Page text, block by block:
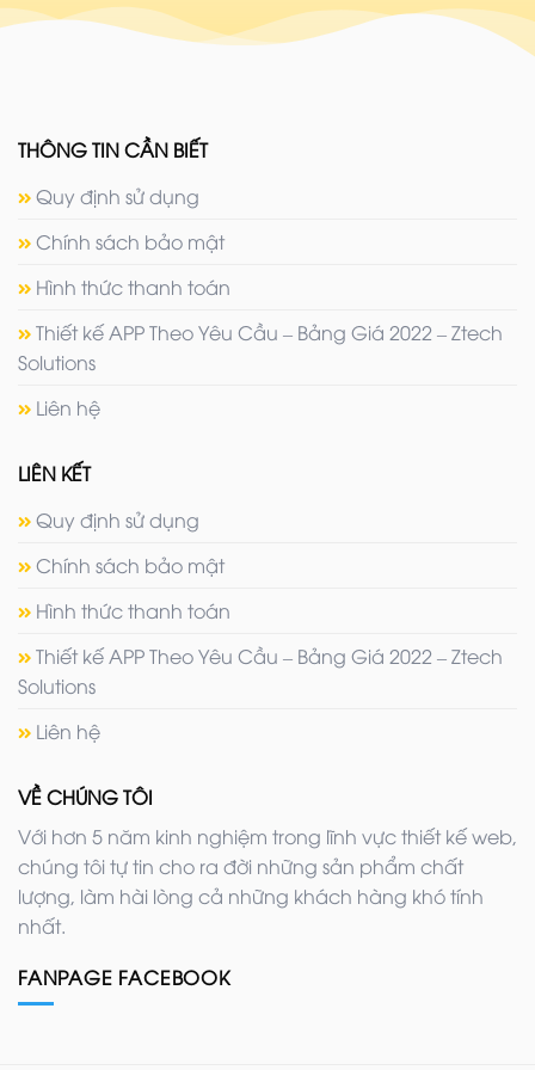
THÔNG TIN CẦN BIẾT
Quy định sử dụng
Chính sách bảo mật
Hình thức thanh toán
Thiết kế APP Theo Yêu Cầu – Bảng Giá 2022 – Ztech
Solutions
Liên hệ
LIÊN KẾT
Quy định sử dụng
Chính sách bảo mật
Hình thức thanh toán
Thiết kế APP Theo Yêu Cầu – Bảng Giá 2022 – Ztech
Solutions
Liên hệ
VỀ CHÚNG TÔI
Với hơn 5 năm kinh nghiệm trong lĩnh vực thiết kế web,
chúng tôi tự tin cho ra đời những sản phẩm chất
lượng, làm hài lòng cả những khách hàng khó tính
nhất.
FANPAGE FACEBOOK